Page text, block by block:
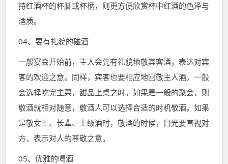
持红酒杯的杯脚或杯柄，则更方便欣赏杯中红酒的色泽与
酒质。
04、要有礼貌的碰酒
一般宴会开始前，主人会先有礼貌地敬宾客酒，表达对宾
客的欢迎之意。同样，宾客也要相应地回敬主人酒，一般
会选择吃完主菜，甜品上桌之时。如果是一般的聚会，则
敬酒就相对随意，敬酒人可以选择合适的时机敬酒。如果
是敬女士、长辈、上级酒时，敬酒的时候，目光要直视对
方，表示对人的尊敬之意。
05、优雅的喝酒